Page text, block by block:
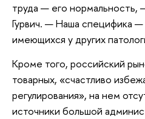
труда — его нормальность,
Гурвич. — Наша специфика —
имеющихся у других
Кроме того, российский
товарных, «счастливо
регулирования», на нем
источники большой